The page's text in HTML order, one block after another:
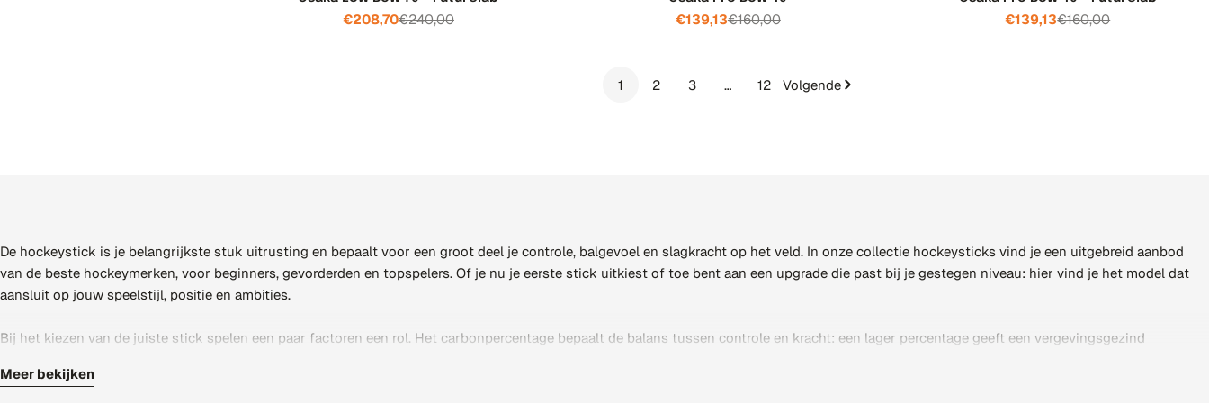
Verkoopprijs
€208,70Normale
€240,00 Verkoopprijs
€139,13Normale
€160,00 Verkoopprijs
€139,13Normale
€160,00
1 2 3 … 12 Volgende
De hockeystick is je belangrijkste stuk uitrusting en bepaalt voor een groot deel je controle, balgevoel en slagkracht op het veld. In onze collectie hockeysticks vind je een uitgebreid aanbod
van de beste hockeymerken, voor beginners, gevorderden en topspelers. Of je nu je eerste stick uitkiest of toe bent aan een upgrade die past bij je gestegen niveau: hier vind je het model dat
aansluit op jouw speelstijl, positie en ambities.
Bij het kiezen van de juiste stick spelen een paar factoren een rol. Het carbonpercentage bepaalt de balans tussen controle en kracht: een lager percentage geeft een vergevingsgezind
beïnvloeden. Door hier bewust op te letten, kies je een stick die je spel echt versterkt.
Meer bekijken